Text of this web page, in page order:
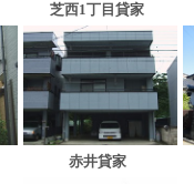
芝西1丁目貸家
赤井貸家